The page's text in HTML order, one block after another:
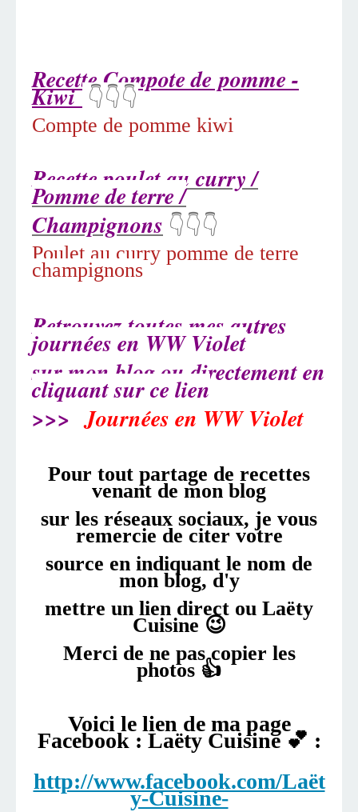
Recette Compote de pomme -
Kiwi 👇👇👇
Compte de pomme kiwi
Recette poulet au curry /
Pomme de terre /
Champignons 👇👇👇
Poulet au curry pomme de terre
champignons
Retrouvez toutes mes autres
journées en WW Violet
sur mon blog ou directement en
cliquant sur ce lien
>>>Journées en WW Violet
Pour tout partage de recettes
venant de mon blog
sur les réseaux sociaux, je vous
remercie de citer votre
source en indiquant le nom de
mon blog, d'y
mettre un lien direct ou Laëty
Cuisine 😉
Merci de ne pas copier les
photos 👍
Voici le lien de ma page
Facebook : Laëty Cuisine 💕 :
http://www.facebook.com/Laët
y-Cuisine-